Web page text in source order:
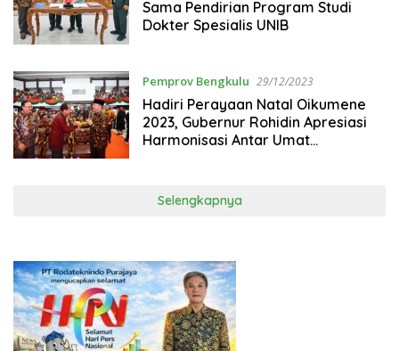
Sama Pendirian Program Studi
Dokter Spesialis UNIB
Pemprov Bengkulu 29/12/2023
Hadiri Perayaan Natal Oikumene
2023, Gubernur Rohidin Apresiasi
Harmonisasi Antar Umat
Selengkapnya